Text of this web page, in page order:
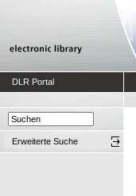
DLR Portal
Erweiterte Suche